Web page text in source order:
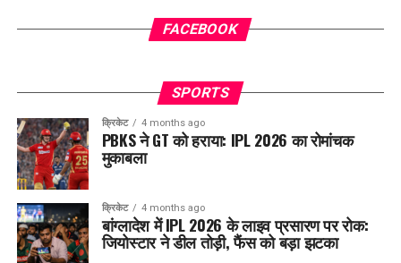
FACEBOOK
SPORTS
क्रिकेट 4 months ago
PBKS ने GT को हराया: IPL 2026 का रोमांचक
मुकाबला
क्रिकेट 4 months ago
बांग्लादेश में IPL 2026 के लाइव प्रसारण पर रोक:
जियोस्टार ने डील तोड़ी, फैंस को बड़ा झटका